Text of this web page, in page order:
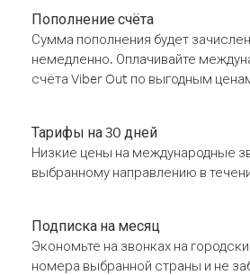
Пополнение счёта
Сумма пополнения будет
немедленно. Оплачивайте
счёта Viber Out по выгодным
Тарифы на 30 дней
Низкие цены на международные
выбранному направлению в
Подписка на месяц
Экономьте на звонках на
номера выбранной страны и не